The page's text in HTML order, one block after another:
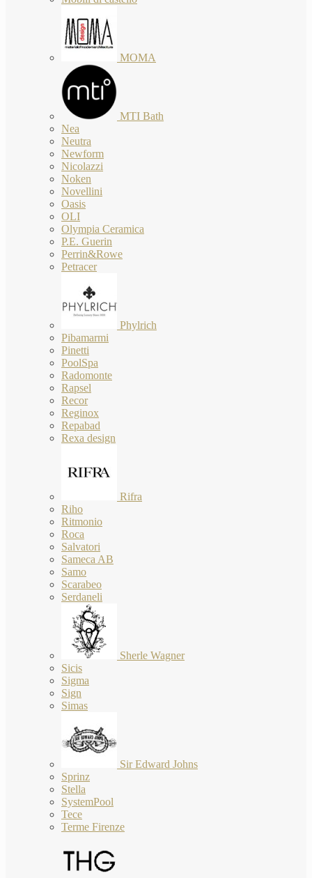
MOMA
MTI Bath
Nea
Neutra
Newform
Nicolazzi
Noken
Novellini
Oasis
OLI
Olympia Ceramica
P.E. Guerin
Perrin&Rowe
Petracer
Phylrich
Pibamarmi
Pinetti
PoolSpa
Radomonte
Rapsel
Recor
Reginox
Repabad
Rexa design
Rifra
Riho
Ritmonio
Roca
Salvatori
Sameca AB
Samo
Scarabeo
Serdaneli
Sherle Wagner
Sicis
Sigma
Sign
Simas
Sir Edward Johns
Sprinz
Stella
SystemPool
Tece
Terme Firenze